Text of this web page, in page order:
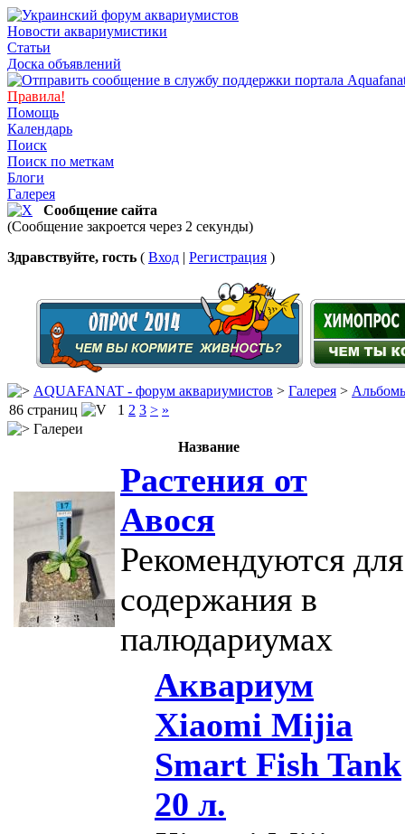
Новости аквариумистики
Статьи
Доска объявлений
Правила!
Помощь
Календарь
Поиск
Поиск по меткам
Блоги
Галерея
Сообщение сайта
(Сообщение закроется через 2 секунды)
Здравствуйте, гость ( Вход | Регистрация )
AQUAFANAT - форум аквариумистов > Галерея >
86 страниц
1 2 3 > »
Галереи
Название
Растения от
Авося
Рекомендуются для
содержания в
палюдариумах
Аквариум
Xiaomi Mijia
Smart Fish Tank
20 л.